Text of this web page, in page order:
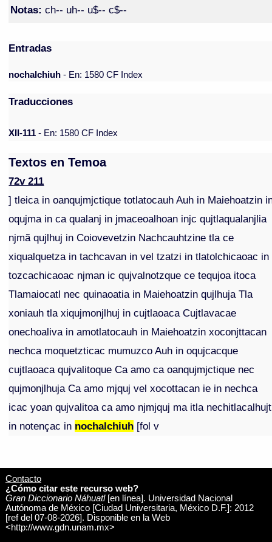
Notas: ch-- uh-- u$-- c$--
Entradas
nochalchiuh- En: 1580 CF Index
Traducciones
XII-111 - En: 1580 CF Index
Textos en Temoa
72v 211
] tleica in oanqujmjctique totlatocauh Auh in Maiehoatzin
oqujma in ca qualanj in jmaceoalhoan injc qujtlaqualanjlia
njmã qujlhuj in Coiovevetzin Nachcauhtzine tla ce
xiqualquetza in tachcavan in vel tzatzi in tlatolchicaoac in
tozcachicaoac njman ic qujvalnotzque ce tequjoa itoca
Tlamaiocatl nec quinaoatia in Maiehoatzin qujlhuja Tla
xoniauh tla xiqujmonjlhuj in cujtlaoaca Cujtlavacae
onechoaliva in amotlatocauh in Maiehoatzin xoconjttacan
nechca moquetzticac mumuzco Auh in oqujcacque
cujtlaoaca qujvalitoque Ca amo ca oanqujmjctique nec
qujmonjlhuja Ca amo mjquj vel xocottacan ie in nechca
icac yoan qujvalitoa ca amo njmjquj ma itla
in notençac in nochalchiuh [fol v
Contacto
¿Cómo citar este recurso web?
Gran Diccionario Náhuatl[en línea]. Universidad Nacional
Autónoma de México [Ciudad Universitaria, México D.F.]: 2012
[ref del 07-08-2026]. Disponible en la Web
<http://www.gdn.unam.mx>